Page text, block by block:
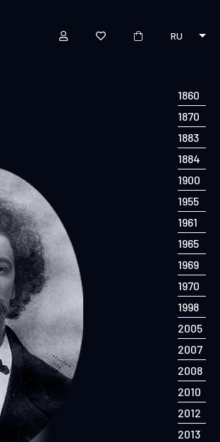
RU
1860
1870
1883
1884
1900
1955
1961
1965
1969
1970
1998
2005
2007
2008
2010
2012
2013